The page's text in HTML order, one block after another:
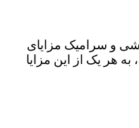
و سرامیک مزایای
به هر یک از این مزایا